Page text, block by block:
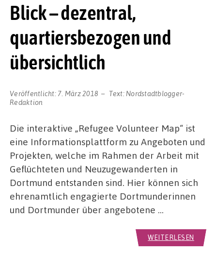
Blick – dezentral,
quartiersbezogen und
übersichtlich
Veröffentlicht: 7. März 2018 Text: Nordstadtblogger-
Redaktion
Die interaktive „Refugee Volunteer Map“ ist
eine Informationsplattform zu Angeboten und
Projekten, welche im Rahmen der Arbeit mit
Geflüchteten und Neuzugewanderten in
Dortmund entstanden sind. Hier können sich
ehrenamtlich engagierte Dortmunderinnen
und Dortmunder über angebotene …
WEITERLESEN